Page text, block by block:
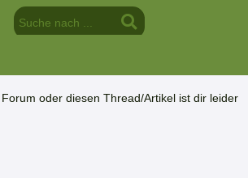
oder diesen Thread/Artikel ist dir leider